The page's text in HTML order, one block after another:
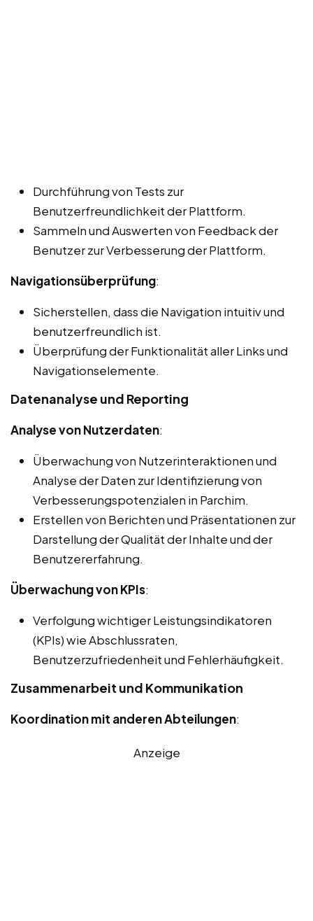
Durchführung von Tests zur
Benutzerfreundlichkeit der Plattform.
Sammeln und Auswerten von Feedback der
Benutzer zur Verbesserung der Plattform.
Navigationsüberprüfung:
Sicherstellen, dass die Navigation intuitiv und
benutzerfreundlich ist.
Überprüfung der Funktionalität aller Links und
Navigationselemente.
Datenanalyse und Reporting
Analyse von Nutzerdaten:
Überwachung von Nutzerinteraktionen und
Analyse der Daten zur Identifizierung von
Verbesserungspotenzialen in Parchim.
Erstellen von Berichten und Präsentationen zur
Darstellung der Qualität der Inhalte und der
Benutzererfahrung.
Überwachung von KPIs:
Verfolgung wichtiger Leistungsindikatoren
(KPIs) wie Abschlussraten,
Benutzerzufriedenheit und Fehlerhäufigkeit.
Zusammenarbeit und Kommunikation
Koordination mit anderen Abteilungen:
Anzeige